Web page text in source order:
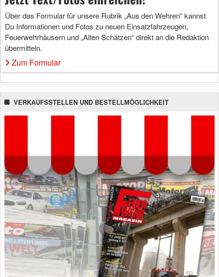
Über das Formular für unsere Rubrik „Aus den Wehren“ kannst
Du Informationen und Fotos zu neuen Einsatzfahrzeugen,
Feuerwehrhäusern und „Alten Schätzen“ direkt an die Redaktion
übermitteln.
Zum Formular
VERKAUFSSTELLEN UND BESTELLMÖGLICHKEIT